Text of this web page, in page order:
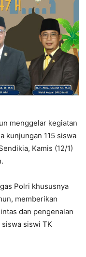
menggelar kegiatan
kunjungan 115 siswa
Kamis (12/1)
Polri khususnya
memberikan
dan pengenalan
siswi TK